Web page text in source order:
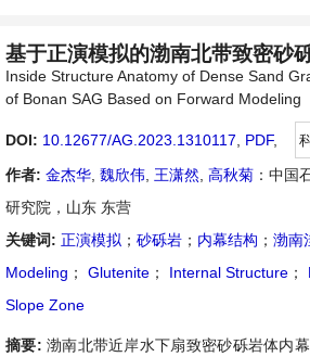
基于正演模拟的渤南北带致密砂
Inside Structure Anatomy of Dense Sand
of Bonan SAG Based on Forward Modeling
DOI: 10.12677/AG.2023.1310117 PDF,
作者: 金杰华 魏欣伟 王潇然 高秋菊 ：中国
研究院，山东 东营
关键词: 正演模拟 ； 砂砾岩 ； 内幕结构 ； 渤南
Modeling ； Glutenite ； Internal Structure ；
Slope Zone
摘要: 渤南北带近岸水下扇致密砂砾岩体内